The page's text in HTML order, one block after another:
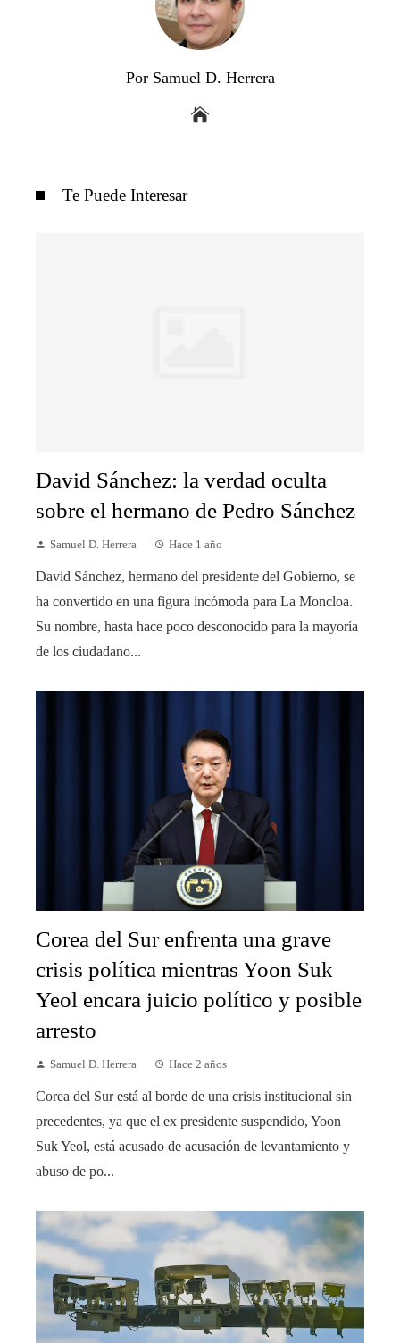
Por Samuel D. Herrera
Te Puede Interesar
David Sánchez: la verdad oculta
sobre el hermano de Pedro Sánchez
Samuel D. Herrera Hace 1 año
David Sánchez, hermano del presidente del Gobierno, se
ha convertido en una figura incómoda para La Moncloa.
Su nombre, hasta hace poco desconocido para la mayoría
de los ciudadano...
Corea del Sur enfrenta una grave
crisis política mientras Yoon Suk
Yeol encara juicio político y posible
arresto
Samuel D. Herrera Hace 2 años
Corea del Sur está al borde de una crisis institucional sin
precedentes, ya que el ex presidente suspendido, Yoon
Suk Yeol, está acusado de acusación de levantamiento y
abuso de po...